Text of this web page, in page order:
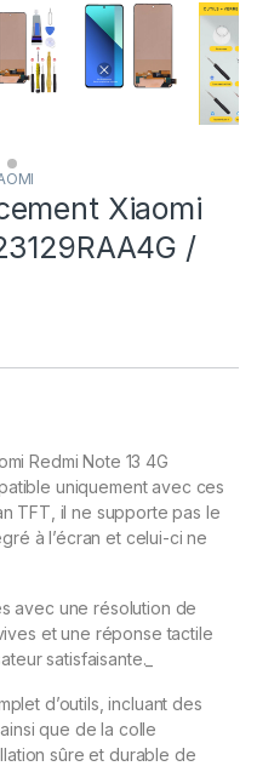
Xiaomi
/
Redmi Note 13 4G
uniquement avec ces
TFT, il ne supporte pas le
à l’écran et celui-ci ne
avec une résolution de
et une réponse tactile
satisfaisante._
d’outils, incluant des
que de la colle
sûre et durable de